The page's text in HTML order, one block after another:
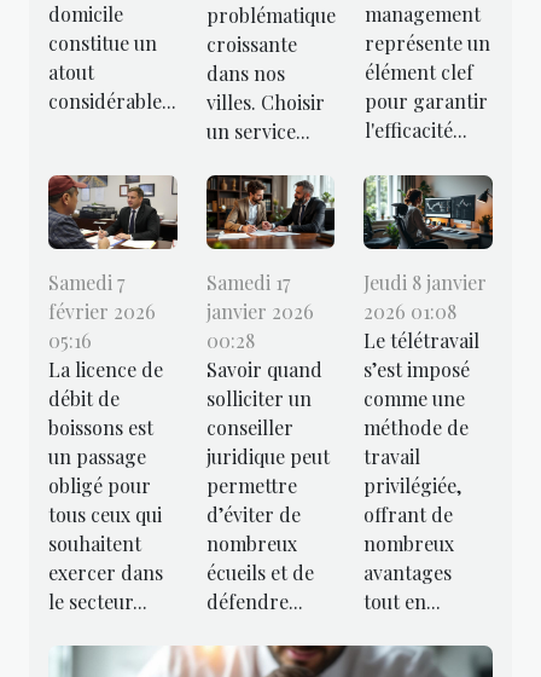
domicile
constitue un
atout
considérable...
problématique
croissante
dans nos
villes. Choisir
un service...
management
représente un
élément clef
pour garantir
l'efficacité...
Samedi 7
février 2026
05:16
La licence de
débit de
boissons est
un passage
obligé pour
tous ceux qui
souhaitent
exercer dans
le secteur...
Samedi 17
janvier 2026
00:28
Savoir quand
solliciter un
conseiller
juridique peut
permettre
d’éviter de
nombreux
écueils et de
défendre...
Jeudi 8 janvier
2026 01:08
Le télétravail
s’est imposé
comme une
méthode de
travail
privilégiée,
offrant de
nombreux
avantages
tout en...